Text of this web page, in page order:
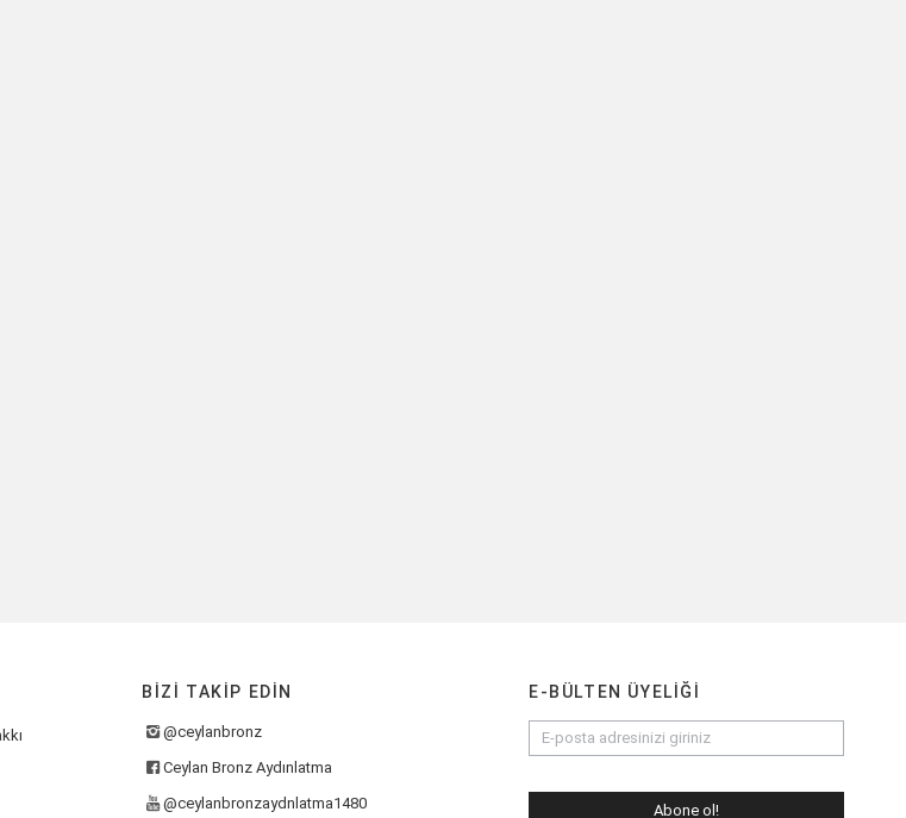
BIZI TAKIP EDIN
@ceylanbronz
Ceylan Bronz Aydınlatma
@ceylanbronzaydnlatma1480
E-BÜLTEN ÜYELIĞI